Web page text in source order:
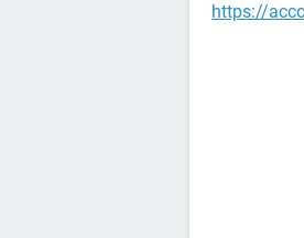
https://